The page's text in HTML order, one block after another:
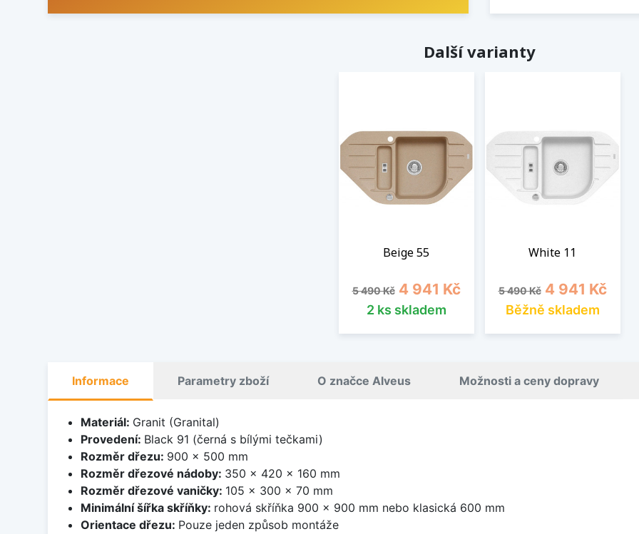
Další varianty
Beige 55
Běžná cena
5 490 Kč Cena
4 941 Kč
2 ks skladem
White 11
Běžná cena
5 490 Kč Cena
4 941 Kč
Běžně skladem
Informace Parametry zboží O značce Alveus Možnosti a ceny dopravy
Materiál: Granit (Granital)
Provedení: Black 91 (černá s bílými tečkami)
Rozměr dřezu: 900 x 500 mm
Rozměr dřezové nádoby: 350 x 420 x 160 mm
Rozměr dřezové vaničky: 105 x 300 x 70 mm
Minimální šířka skříňky: rohová skříňka 900 x 900 mm nebo klasická 600 mm
Orientace dřezu: Pouze jeden způsob montáže